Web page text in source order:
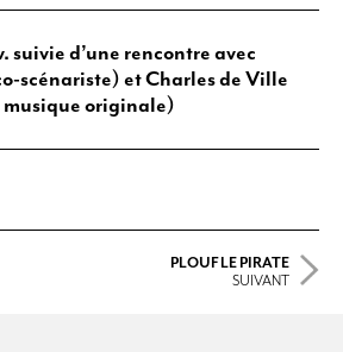
suivie d’une rencontre avec
scénariste) et Charles de Ville
originale)
PLOUF LE PIRATE
SUIVANT